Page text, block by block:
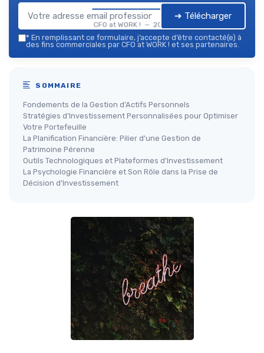
CFO at WORK ! — 2026
➔ Télécharger
* En remplissant ce formulaire, j’accepte d’être contacté(e) à
des fins commerciales par CFO at WORK ! et ses partenaires.
SOMMAIRE
Fondements de la Gestion d'Actifs Personnels
Stratégies d'Investissement Personnalisées pour Optimiser
Votre Portefeuille
La Planification Financière: Pilier d'une Gestion de
Patrimoine Pérenne
Outils Technologiques et Plateformes d'Investissement
La Psychologie Financière et Son Rôle dans la Prise de
Décision d'Investissement